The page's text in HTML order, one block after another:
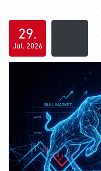
29.
Jul. 2026